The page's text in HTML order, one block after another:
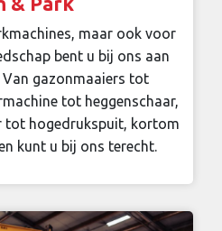
maar ook voor
bent u bij ons aan
Van gazonmaaiers tot
tot heggenschaar,
tot hogedrukspuit, kortom
kunt u bij ons terecht.